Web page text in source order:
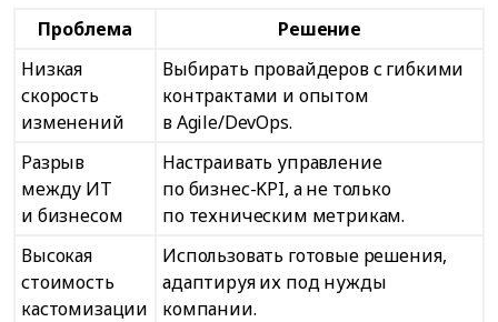
Проблема
Решение
Низкая
скорость
изменений
Выбирать провайдеров с гибкими
контрактами и опытом
в Agile/DevOps.
Разрыв
между ИТ
и бизнесом
Настраивать управление
по бизнес-KPI, а не только
по техническим метрикам.
Высокая
стоимость
кастомизации
Использовать готовые решения,
адаптируя их под нужды
компании.